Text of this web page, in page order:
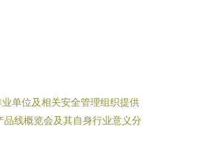
单位及相关安全管理组织提供
线概览会及其自身行业意义分